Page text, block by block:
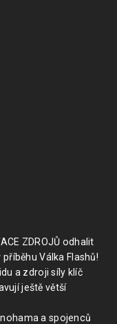
ZDROJŮ odhalit
Válka Flashů!
a zdroji síly klíč
ještě větší
a spojenců